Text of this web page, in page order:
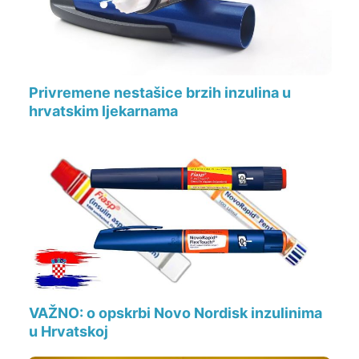
Privremene nestašice brzih inzulina u
hrvatskim ljekarnama
VAŽNO: o opskrbi Novo Nordisk inzulinima
u Hrvatskoj